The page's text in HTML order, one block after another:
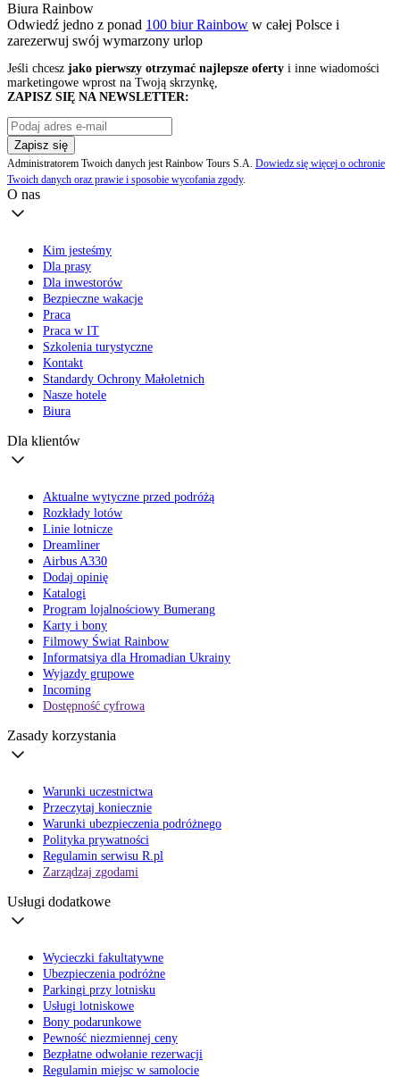
Biura Rainbow
Odwiedź jedno z ponad 100 biur Rainbow w całej Polsce i
zarezerwuj swój wymarzony urlop
Jeśli chcesz jako pierwszy otrzymać najlepsze oferty i inne wiadomości
marketingowe wprost na Twoją skrzynkę,
ZAPISZ SIĘ NA NEWSLETTER:
Zapisz się
Administratorem Twoich danych jest Rainbow Tours S.A. Dowiedz się więcej o ochronie
Twoich danych oraz prawie i sposobie wycofania zgody.
O nas
Kim jesteśmy
Dla prasy
Dla inwestorów
Bezpieczne wakacje
Praca
Praca w IT
Szkolenia turystyczne
Kontakt
Standardy Ochrony Małoletnich
Nasze hotele
Biura
Dla klientów
Aktualne wytyczne przed podróżą
Rozkłady lotów
Linie lotnicze
Dreamliner
Airbus A330
Dodaj opinię
Katalogi
Program lojalnościowy Bumerang
Karty i bony
Filmowy Świat Rainbow
Informatsiya dla Hromadian Ukrainy
Wyjazdy grupowe
Incoming
Dostępność cyfrowa
Zasady korzystania
Warunki uczestnictwa
Przeczytaj koniecznie
Warunki ubezpieczenia podróżnego
Polityka prywatności
Regulamin serwisu R.pl
Zarządzaj zgodami
Usługi dodatkowe
Wycieczki fakultatywne
Ubezpieczenia podróżne
Parkingi przy lotnisku
Usługi lotniskowe
Bony podarunkowe
Pewność niezmiennej ceny
Bezpłatne odwołanie rezerwacji
Regulamin miejsc w samolocie